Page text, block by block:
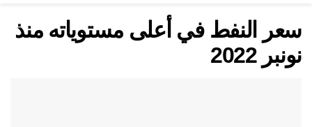
سعر النفط في أعلى مستوياته منذ
نونبر 2022